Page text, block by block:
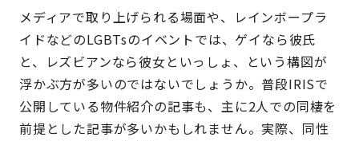
メディアで取り上げられる場面や、レインボープラ
イドなどのLGBTsのイベントでは、 ゲイなら彼氏
と、レズビアンなら彼女といっしょ、という構図が
浮かぶ方が多いのではないでしょうか。普段IRISで
公開している物件紹介の記事も、主に2人での同棲を
前提とした記事が多いかもしれません。実際、同性